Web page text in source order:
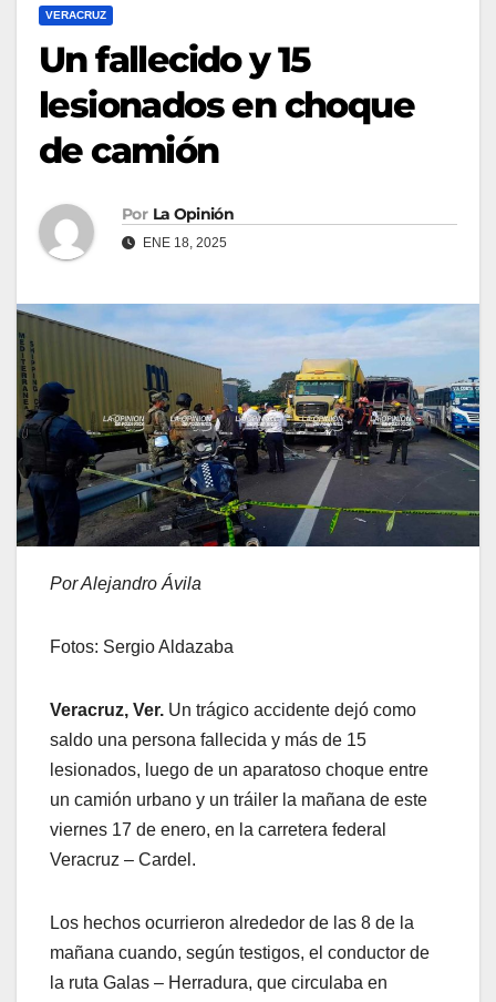
VERACRUZ
Un fallecido y 15
lesionados en choque
de camión
Por La Opinión
ENE 18, 2025
Por Alejandro Ávila
Fotos: Sergio Aldazaba
Veracruz, Ver. Un trágico accidente dejó como
saldo una persona fallecida y más de 15
lesionados, luego de un aparatoso choque entre
un camión urbano y un tráiler la mañana de este
viernes 17 de enero, en la carretera federal
Veracruz – Cardel.
Los hechos ocurrieron alrededor de las 8 de la
mañana cuando, según testigos, el conductor de
la ruta Galas – Herradura, que circulaba en